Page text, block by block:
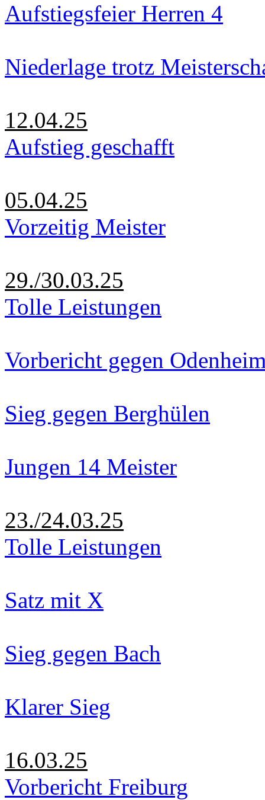
Aufstiegsfeier Herren 4
Niederlage trotz
12.04.25
Aufstieg geschafft
05.04.25
Vorzeitig Meister
29./30.03.25
Tolle Leistungen
Vorbericht gegen
Sieg gegen Berghülen
Jungen 14 Meister
23./24.03.25
Tolle Leistungen
Satz mit X
Sieg gegen Bach
Klarer Sieg
16.03.25
Vorbericht Freiburg